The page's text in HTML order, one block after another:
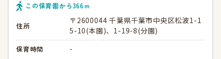
この保育園から366ｍ
住所
〒2600044 千葉県千葉市中央区松波1-1
5-10(本園)、1-19-8(分園)
保育時間 -